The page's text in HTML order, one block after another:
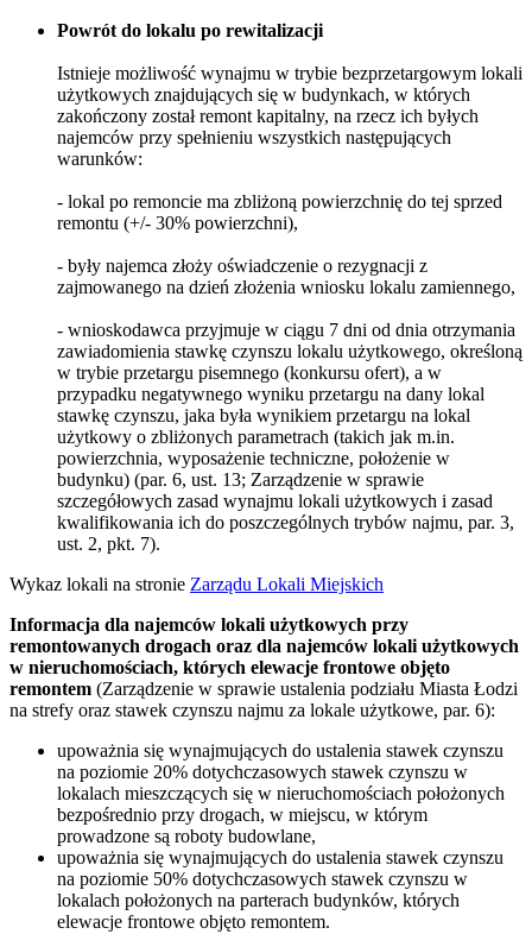
Powrót do lokalu po rewitalizacji
Istnieje możliwość wynajmu w trybie bezprzetargowym lokali
użytkowych znajdujących się w budynkach, w których
zakończony został remont kapitalny, na rzecz ich byłych
najemców przy spełnieniu wszystkich następujących
warunków:
- lokal po remoncie ma zbliżoną powierzchnię do tej sprzed
remontu (+/- 30% powierzchni),
- były najemca złoży oświadczenie o rezygnacji z
zajmowanego na dzień złożenia wniosku lokalu zamiennego,
- wnioskodawca przyjmuje w ciągu 7 dni od dnia otrzymania
zawiadomienia stawkę czynszu lokalu użytkowego, określoną
w trybie przetargu pisemnego (konkursu ofert), a w
przypadku negatywnego wyniku przetargu na dany lokal
stawkę czynszu, jaka była wynikiem przetargu na lokal
użytkowy o zbliżonych parametrach (takich jak m.in.
powierzchnia, wyposażenie techniczne, położenie w
budynku) (par. 6, ust. 13; Zarządzenie w sprawie
szczegółowych zasad wynajmu lokali użytkowych i zasad
kwalifikowania ich do poszczególnych trybów najmu, par. 3,
ust. 2, pkt. 7).
Wykaz lokali na stronie Zarządu Lokali Miejskich
Informacja dla najemców lokali użytkowych przy
remontowanych drogach oraz dla najemców lokali użytkowych
w nieruchomościach, których elewacje frontowe objęto
remontem (Zarządzenie w sprawie ustalenia podziału Miasta Łodzi
na strefy oraz stawek czynszu najmu za lokale użytkowe, par. 6):
upoważnia się wynajmujących do ustalenia stawek czynszu
na poziomie 20% dotychczasowych stawek czynszu w
lokalach mieszczących się w nieruchomościach położonych
bezpośrednio przy drogach, w miejscu, w którym
prowadzone są roboty budowlane,
upoważnia się wynajmujących do ustalenia stawek czynszu
na poziomie 50% dotychczasowych stawek czynszu w
lokalach położonych na parterach budynków, których
elewacje frontowe objęto remontem.